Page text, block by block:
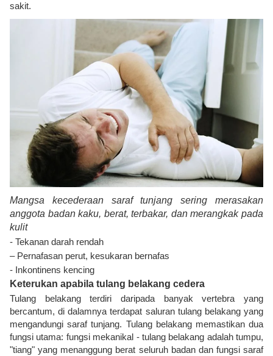
sakit.
Mangsa kecederaan saraf tunjang sering merasakan
anggota badan kaku, berat, terbakar, dan merangkak pada
kulit
- Tekanan darah rendah
– Pernafasan perut, kesukaran bernafas
- Inkontinens kencing
Keterukan apabila tulang belakang cedera
Tulang belakang terdiri daripada banyak vertebra yang
bercantum, di dalamnya terdapat saluran tulang belakang yang
mengandungi saraf tunjang. Tulang belakang memastikan dua
fungsi utama: fungsi mekanikal - tulang belakang adalah tumpu,
"tiang" yang menanggung berat seluruh badan dan fungsi saraf